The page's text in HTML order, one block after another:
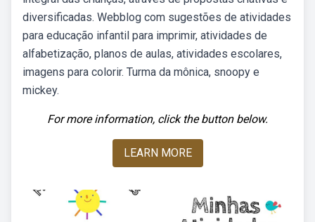
diversificadas. Webblog com sugestões de atividades
para educação infantil para imprimir, atividades de
alfabetização, planos de aulas, atividades escolares,
imagens para colorir. Turma da mônica, snoopy e
mickey.
For more information, click the button below.
LEARN MORE